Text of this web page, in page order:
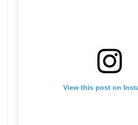
View this post on